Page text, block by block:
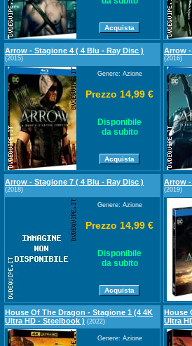
Arrow - Stagione 4 ( 4 Blu - Ray Disc )
(2015)
Genere: Azione
Prezzo 14,99 €
Disponibile
da subito
Arrow -
(2016)
Arrow - Stagione 7 ( 4 Blu - Ray Disc )
(2018)
Genere: Azione
Prezzo 14,99 €
Disponibile
da subito
Arrow -
(2019)
House Of The Dragon - Stagione 1 (4 4K
Ultra HD - Steelbook ) (2022)
Genere: Azione
House
Ultra